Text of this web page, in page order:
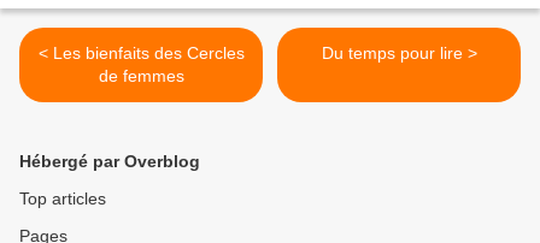
< Les bienfaits des Cercles
de femmes
Du temps pour lire >
Hébergé par Overblog
Top articles
Pages